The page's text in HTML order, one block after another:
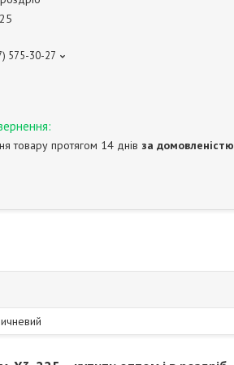
575-30-27
товару протягом 14 днів за домовленістю